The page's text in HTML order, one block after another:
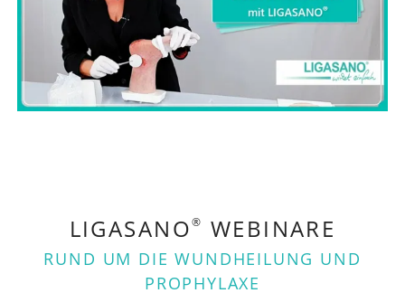
LIGASANO® WEBINARE
RUND UM DIE WUNDHEILUNG UND
PROPHYLAXE